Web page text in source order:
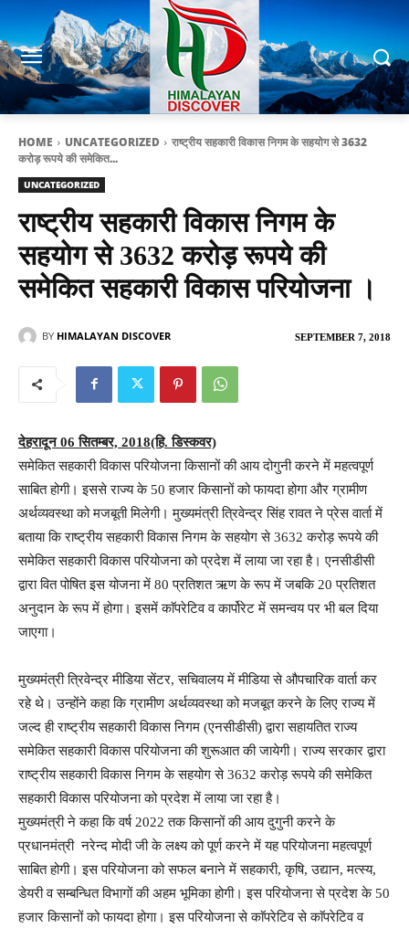
HOME UNCATEGORIZED
राष्ट्रीय सहकारी विकास निगम के सहयोग से 3632
करोड़ रूपये की समेकित...
UNCATEGORIZED
राष्ट्रीय सहकारी विकास निगम के
सहयोग से 3632 करोड़ रूपये की
समेकित सहकारी विकास परियोजना ।
SEPTEMBER 7, 2018
BY HIMALAYAN DISCOVER
देहरादून 06 सितम्बर, 2018(हि. डिस्कवर)
समेकित सहकारी विकास परियोजना किसानों की आय दोगुनी करने में महत्वपूर्ण
साबित होगी। इससे राज्य के 50 हजार किसानों को फायदा होगा और ग्रामीण
अर्थव्यवस्था को मजबूती मिलेगी। मुख्यमंत्री त्रिवेन्द्र सिंह रावत ने प्रेस वार्ता में
बताया कि राष्ट्रीय सहकारी विकास निगम के सहयोग से 3632 करोड़ रूपये की
समेकित सहकारी विकास परियोजना को प्रदेश में लाया जा रहा है। एनसीडीसी
द्वारा वित पोषित इस योजना में 80 प्रतिशत ऋण के रूप में जबकि 20 प्रतिशत
अनुदान के रूप में होगा। इसमें काॅपरेटिव व कार्पोरेट में समन्वय पर भी बल दिया
जाएगा।
मुख्यमंत्री त्रिवेन्द्र मीडिया सेंटर, सचिवालय में मीडिया से औपचारिक वार्ता कर
रहे थे। उन्होंने कहा कि ग्रामीण अर्थव्यवस्था को मजबूत करने के लिए राज्य में
जल्द ही राष्ट्रीय सहकारी विकास निगम (एनसीडीसी) द्वारा सहायतित राज्य
समेकित सहकारी विकास परियोजना की शुरूआत की जायेगी। राज्य सरकार द्वारा
राष्ट्रीय सहकारी विकास निगम के सहयोग से 3632 करोड़ रूपये की समेकित
सहकारी विकास परियोजना को प्रदेश में लाया जा रहा है।
मुख्यमंत्री ने कहा कि वर्ष 2022 तक किसानों की आय दुगुनी करने के
प्रधानमंत्री नरेन्द मोदी जी के लक्ष्य को पूर्ण करने में यह परियोजना महत्वपूर्ण
साबित होगी। इस परियोजना को सफल बनाने में सहकारी, कृषि, उद्यान, मत्स्य,
डेयरी व सम्बन्धित विभागों की अहम भूमिका होगी। इस परियोजना से प्रदेश के 50
हजार किसानों को फायदा होगा। इस परियोजना से काॅपरेटिव से काॅपरेटिव व